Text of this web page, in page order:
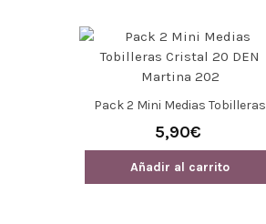
Pack 2 Mini Medias Tobilleras
Cristal 20 DEN Martina 202
5,90€
Añadir al carrito